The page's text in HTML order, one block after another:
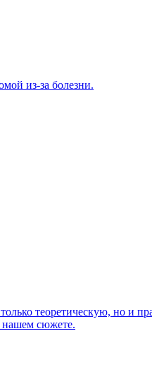
из-за болезни.
теоретическую, но и
нашем сюжете.